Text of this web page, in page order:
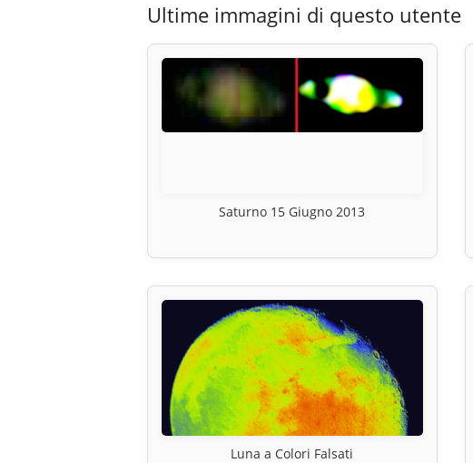
Ultime immagini di questo utente
Saturno 15 Giugno 2013
Luna a Colori Falsati